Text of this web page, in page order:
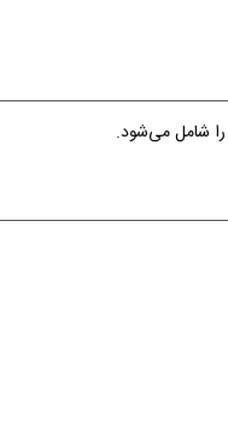
را شامل می‌شود.